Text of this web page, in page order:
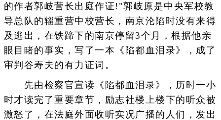
的作者郭岐营长出庭作证!"郭岐原是中央军校教
导总队的辎重营中校营长，南京沦陷时没有来得
及逃出，在铁蹄下的南京停留3个月，根据他亲
眼目睹的事实，写了一本《陷都血泪录》，成了
审判谷寿夫的有力证词。
先由检察官宣读《陷都血泪录》，历时一小
时才读完了重要章节，励志社楼上楼下的听众被
激怒了，在法庭外面收听实况广播的人们，发出